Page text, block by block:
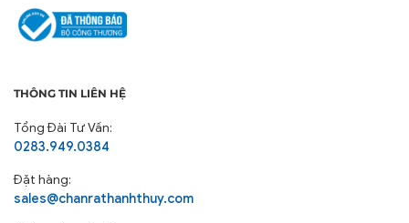
THÔNG TIN LIÊN HỆ
Tổng Đài Tư Vấn:
0283.949.0384
Đặt hàng:
sales@chanrathanhthuy.com